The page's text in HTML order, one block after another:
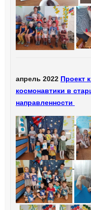
апрель 2022 Проект
космонавтики в
направленности